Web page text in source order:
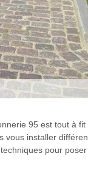
95 est tout à
vous installer
pour